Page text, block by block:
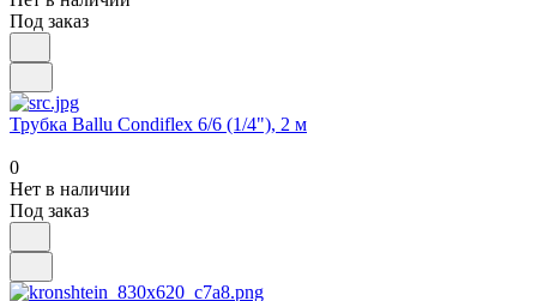
Под заказ
Трубка Ballu Condiflex 6/6 (1/4"), 2 м
0
Нет в наличии
Под заказ